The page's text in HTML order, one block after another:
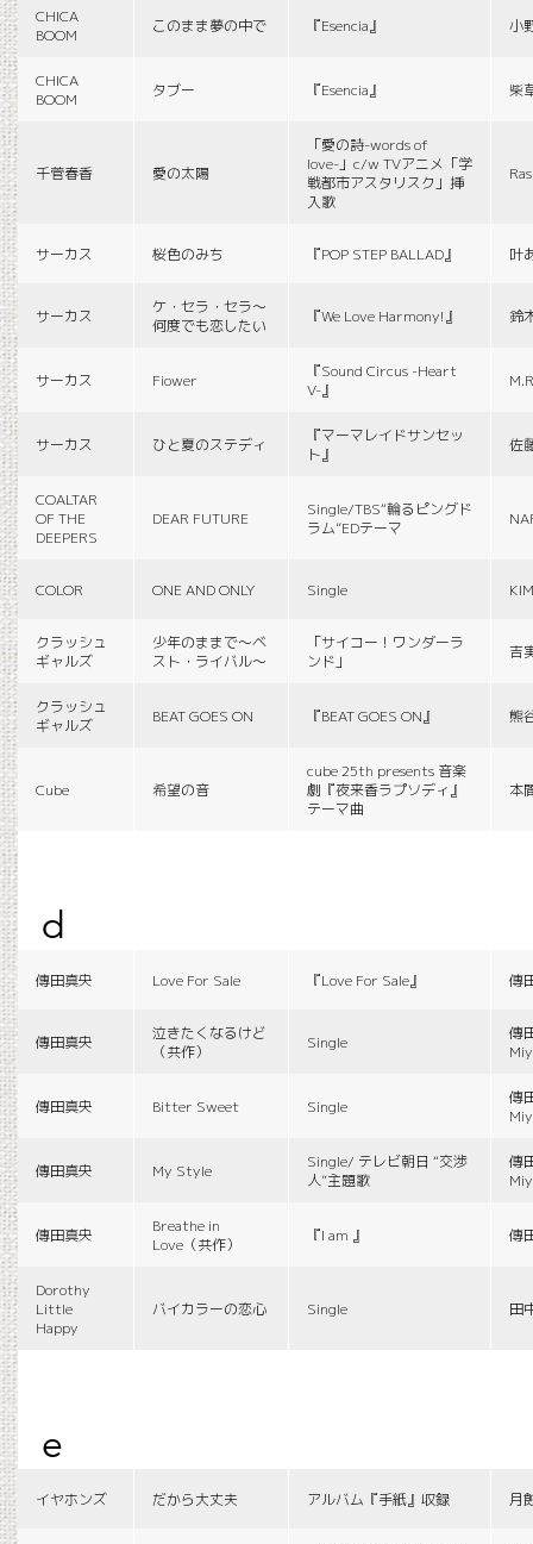
CHICA
BOOM
このまま夢の中で 『Esencia』 小
CHICA
BOOM
タブー 『Esencia』 柴
千菅春香 愛の太陽
「愛の詩-words of
love-」c/w TVアニメ「学
戦都市アスタリスク」挿
入歌
サーカス 桜色のみち 『POP STEP BALLAD』 叶
サーカス
ケ・セラ・セラ〜
何度でも恋したい
『We Love Harmony!』 鈴
サーカス Fiower
『Sound Circus -Heart
V-』
サーカス ひと夏のステディ
『マーマレイドサンセッ
ト』
佐
COALTAR
OF THE
DEEPERS
DEAR FUTURE
Single/TBS“輪るピングド
ラム”EDテーマ
COLOR ONE AND ONLY Single
クラッシュ
ギャルズ
少年のままで〜ベ
スト・ライバル〜
「サイコー！ワンダーラ
ンド」
吉
クラッシュ
ギャルズ
BEAT GOES ON 『BEAT GOES ON』 熊
Cube 希望の音
cube 25th presents 音楽
劇『夜来香ラプソディ』
テーマ曲
本
d
傳田真央 Love For Sale 『Love For Sale』 傳
傳田真央
泣きたくなるけど
（共作）
Single
傳
傳田真央 Bitter Sweet Single
傳
傳田真央 My Style
Single/ テレビ朝日 “交渉
人”主題歌
傳
傳田真央
Breathe in
Love（共作）
『I am 』 傳
Dorothy
Little
Happy
バイカラーの恋心 Single 田
e
イヤホンズ だから大丈夫 アルバム『手紙』収録 月